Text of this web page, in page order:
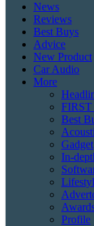
News
Reviews
Best Buys
Advice
New Product
Car Audio
More
FIRST
Best
Gadget
In-
Profile